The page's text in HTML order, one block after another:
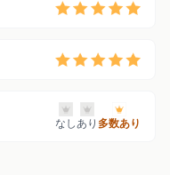
なしあり 多数あり